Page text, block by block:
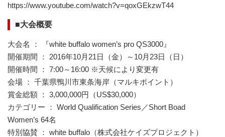
https://www.youtube.com/watch?v=qoxGEkzwT44
■大会概要
大会名 ： 『white buffalo women’s pro QS3000』
開催期間 ： 2016年10月21日（金）～10月23日（日）
開催時間 ： 7:00～16:00 ※天候により変更有
会場 ： 千葉県鴨川市東条海岸（マルキポイント）
賞金総額 ： 3,000,000円（US$30,000）
カテゴリー ： World Qualification Series／Short Boad
Women’s 64名
特別協賛 ： white buffalo（株式会社ケイズプロジェクト）